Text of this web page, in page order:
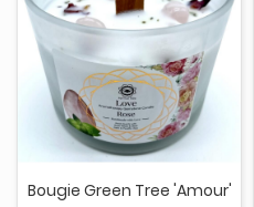
Bougie Green Tree 'Amour'